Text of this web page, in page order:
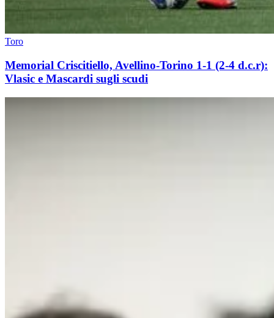
Toro
Memorial Criscitiello, Avellino-Torino 1-1 (2-4 d.c.r):
Vlasic e Mascardi sugli scudi